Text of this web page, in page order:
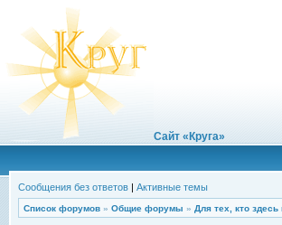
Сайт «Круга»
Сообщения без ответов | Активные темы
Список форумов » Общие форумы » Для тех, кто здесь